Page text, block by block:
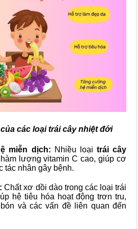
các loại trái cây nhiệt đới
miễn dịch: Nhiều loại trái cây
lượng vitamin C cao, giúp cơ
tác nhân gây bệnh.
Chất xơ dồi dào trong các loại trái
hệ tiêu hóa hoạt động trơn tru,
và các vấn đề liên quan đến